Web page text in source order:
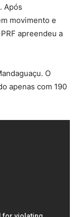
Após
movimento e
apreendeu a
O
apenas com 190